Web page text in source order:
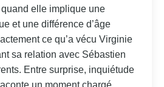
quand elle implique une
et une différence d’âge
ce qu’a vécu Virginie
sa relation avec Sébastien
Entre surprise, inquiétude
un moment chargé